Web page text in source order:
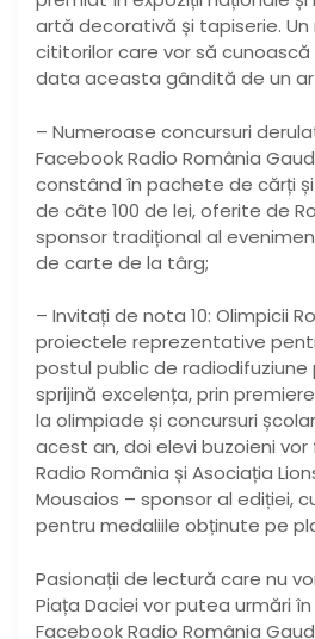
artă decorativă și tapiserie.
cititorilor care vor să
data aceasta gândită de un
– Numeroase concursuri
Facebook Radio România
constând în pachete de cărți
de câte 100 de lei, oferite de
sponsor tradițional al
de carte de la târg;
– Invitați de nota 10: Olimpicii
proiectele reprezentative
postul public de radiodifuziune
sprijină excelența, prin
la olimpiade și concursuri
acest an, doi elevi buzoieni
Radio România și Asociația
Mousaios – sponsor al ediției,
pentru medaliile obținute pe
Pasionații de lectură care nu
Piața Daciei vor putea urmări
Facebook Radio România